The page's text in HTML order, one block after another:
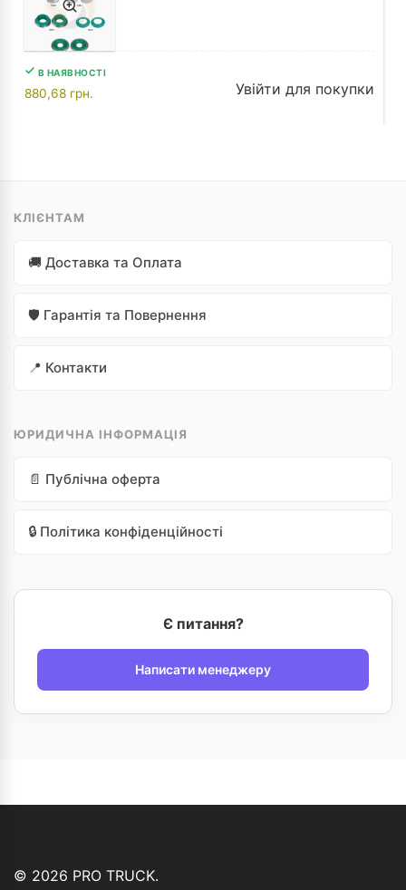
В НАЯВНОСТІ
880,68 грн. Увійти для покупки
КЛІЄНТАМ
🚚 Доставка та Оплата
🛡️ Гарантія та Повернення
📍 Контакти
ЮРИДИЧНА ІНФОРМАЦІЯ
📄 Публічна оферта
🔒 Політика конфіденційності
Є питання?
Написати менеджеру
© 2026 PRO TRUCK.